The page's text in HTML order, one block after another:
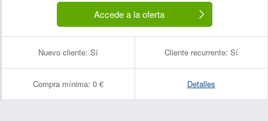
Accede a la oferta
Nuevo cliente: Sí Cliente recurrente: Sí
Compra mínima: 0 € Detalles